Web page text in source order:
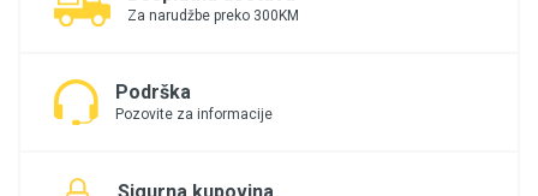
Za narudžbe preko 300KM
Podrška
Pozovite za informacije
Sigurna kupovina